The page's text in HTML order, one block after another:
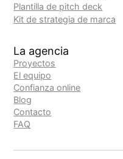
Plantilla de pitch deck
Kit de strategia de marca
La agencia
Proyectos
El equipo
Confianza online
Blog
Contacto
FAQ